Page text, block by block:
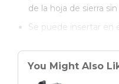
de la hoja de sierra
Se puede insertar en
Se adapta al tope
You Might Also